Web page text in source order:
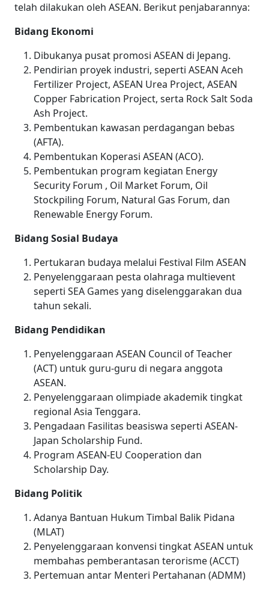
telah dilakukan oleh ASEAN. Berikut penjabarannya:
Bidang Ekonomi
Dibukanya pusat promosi ASEAN di Jepang.
Pendirian proyek industri, seperti ASEAN Aceh
Fertilizer Project, ASEAN Urea Project, ASEAN
Copper Fabrication Project, serta Rock Salt Soda
Ash Project.
Pembentukan kawasan perdagangan bebas
(AFTA).
Pembentukan Koperasi ASEAN (ACO).
Pembentukan program kegiatan Energy
Security Forum , Oil Market Forum, Oil
Stockpiling Forum, Natural Gas Forum, dan
Renewable Energy Forum.
Bidang Sosial Budaya
Pertukaran budaya melalui Festival Film ASEAN
Penyelenggaraan pesta olahraga multievent
seperti SEA Games yang diselenggarakan dua
tahun sekali.
Bidang Pendidikan
Penyelenggaraan ASEAN Council of Teacher
(ACT) untuk guru-guru di negara anggota
ASEAN.
Penyelenggaraan olimpiade akademik tingkat
regional Asia Tenggara.
Pengadaan Fasilitas beasiswa seperti ASEAN-
Japan Scholarship Fund.
Program ASEAN-EU Cooperation dan
Scholarship Day.
Bidang Politik
Adanya Bantuan Hukum Timbal Balik Pidana
(MLAT)
Penyelenggaraan konvensi tingkat ASEAN untuk
membahas pemberantasan terorisme (ACCT)
Pertemuan antar Menteri Pertahanan (ADMM)